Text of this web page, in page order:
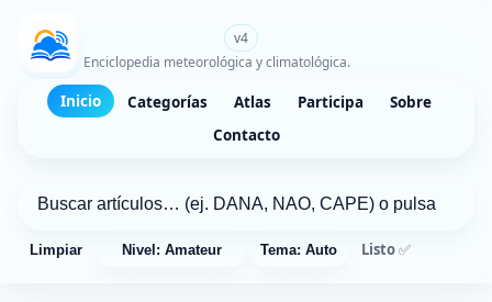
v4
Enciclopedia meteorológica y climatológica.
Inicio Categorías Atlas Participa
Sobre
Contacto
Limpiar Nivel: Amateur Tema: Auto Listo ✅